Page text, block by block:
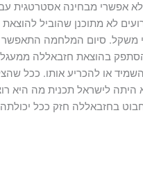
אפשרי מבחינה אסטרטגית
לא מתוכנן שהוביל להוצאת
משקל. סיום המלחמה התאפשר
בהוצאת חזבאללה ממעגל
או להכריע אותו. ככל
היתה לישראל תכנית מה היא
בחזבאללה חזק ככל